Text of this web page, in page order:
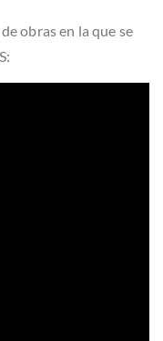
obras en la que se